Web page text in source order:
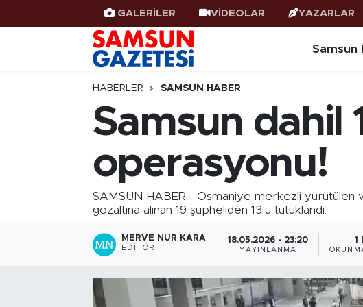
GALERİLER VİDEOLAR YAZARLAR
Samsun
HABERLER SAMSUN HABER
Samsun dahil
operasyonu!
SAMSUN HABER - Osmaniye merkezli yürütülen
gözaltına alınan 19 şüpheliden 13’ü tutuklandı.
MERVE NUR KARA
EDITÖR
18.05.2026 - 23:20
YAYINLANMA
1
Samsun Haber
Samsunspor
Samsun Rehberi
Resmi İlanlar
Samsun Nöbetçi Eczaneler
Samsun Hava Durumu
SAMSUN Namaz Vakitleri
Samsun Trafik Yoğunluk Haritası
Süper Lig Puan Durumu ve Fikstür
Haber Arşivi